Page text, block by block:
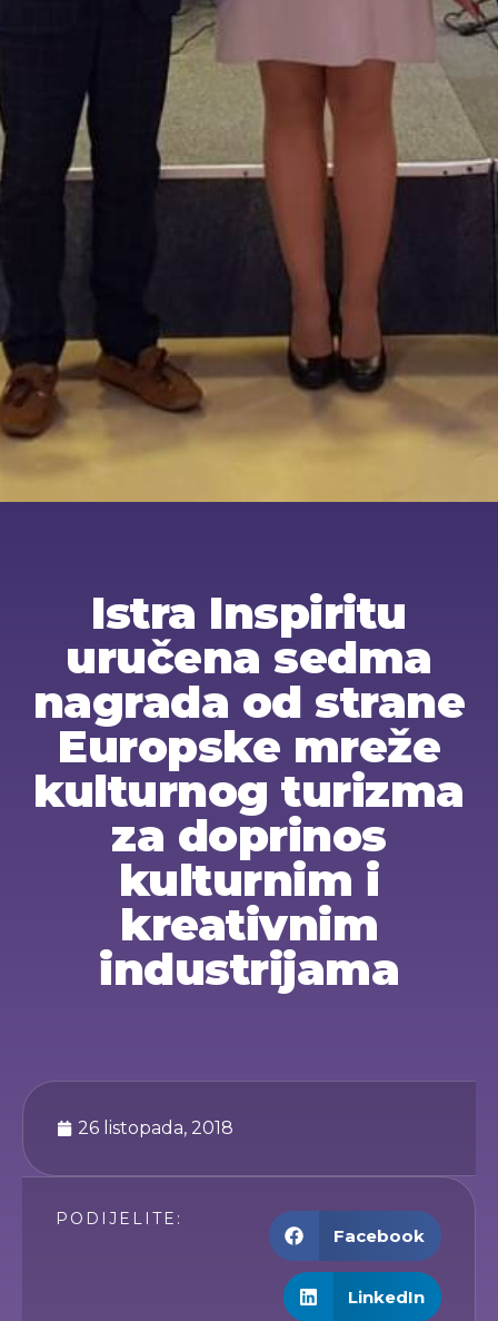
Istra Inspiritu
uručena sedma
nagrada od strane
Europske mreže
kulturnog turizma
za doprinos
kulturnim i
kreativnim
industrijama
26 listopada, 2018
PODIJELITE:
Facebook
LinkedIn